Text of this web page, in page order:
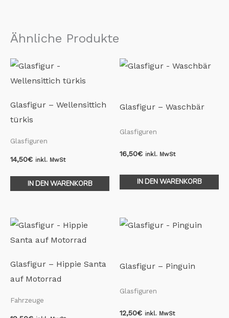
Ähnliche Produkte
Glasfigur – Wellensittich
türkis
Glasfiguren
14,50€ inkl. MwSt
IN DEN WARENKORB
Glasfigur – Waschbär
Glasfiguren
16,50€ inkl. MwSt
IN DEN WARENKORB
Glasfigur – Hippie Santa
auf Motorrad
Fahrzeuge
Glasfigur – Pinguin
Glasfiguren
12,50€ inkl. MwSt